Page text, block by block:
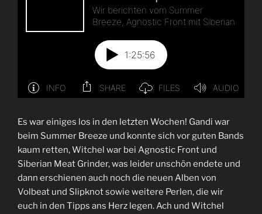
Es war einiges los in den letzten Wochen! Gandi war
beim Summer Breeze und konnte sich vor guten Bands
kaum retten, Witchel war bei Agnostic Front und
Siberian Meat Grinder, was leider unschön endete und
dann erschienen auch noch die neuen Alben von
Volbeat und Slipknot sowie weitere Perlen, die wir
euch in den Tipps ans Herz legen. Ach und Witchel